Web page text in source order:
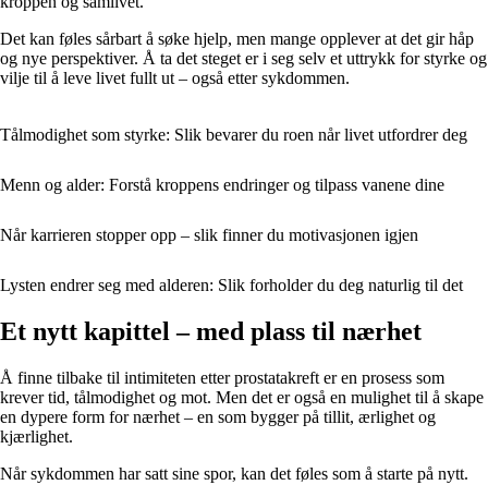
Det kan føles sårbart å søke hjelp, men mange opplever at det gir håp
og nye perspektiver. Å ta det steget er i seg selv et uttrykk for styrke og
vilje til å leve livet fullt ut – også etter sykdommen.
Tålmodighet som styrke: Slik bevarer du roen når livet utfordrer deg
Menn og alder: Forstå kroppens endringer og tilpass vanene dine
Når karrieren stopper opp – slik finner du motivasjonen igjen
Lysten endrer seg med alderen: Slik forholder du deg naturlig til det
Et nytt kapittel – med plass til nærhet
Å finne tilbake til intimiteten etter prostatakreft er en prosess som
krever tid, tålmodighet og mot. Men det er også en mulighet til å skape
en dypere form for nærhet – en som bygger på tillit, ærlighet og
kjærlighet.
Når sykdommen har satt sine spor, kan det føles som å starte på nytt.